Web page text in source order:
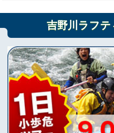
吉野川ラフ